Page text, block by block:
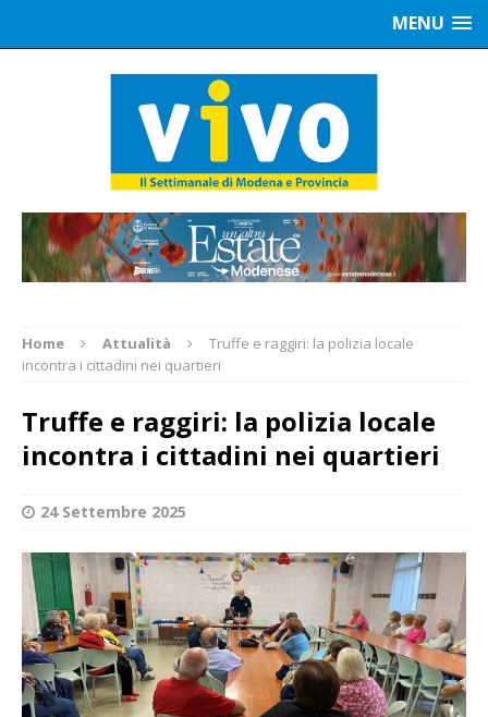
MENU
Home Attualità
Truffe e raggiri: la polizia locale
incontra i cittadini nei quartieri
Truffe e raggiri: la polizia locale
incontra i cittadini nei quartieri
24 Settembre 2025